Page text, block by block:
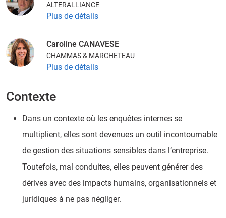
ALTERALLIANCE
Plus de détails
Caroline CANAVESE
CHAMMAS & MARCHETEAU
Plus de détails
Contexte
Dans un contexte où les enquêtes internes se
multiplient, elles sont devenues un outil incontournable
de gestion des situations sensibles dans l’entreprise.
Toutefois, mal conduites, elles peuvent générer des
dérives avec des impacts humains, organisationnels et
juridiques à ne pas négliger.